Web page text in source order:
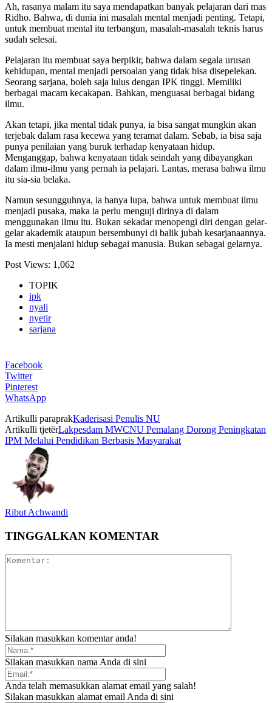
Ah, rasanya malam itu saya mendapatkan banyak pelajaran dari mas
Ridho. Bahwa, di dunia ini masalah mental menjadi penting. Tetapi,
untuk membuat mental itu terbangun, masalah-masalah teknis harus
sudah selesai.
Pelajaran itu membuat saya berpikir, bahwa dalam segala urusan
kehidupan, mental menjadi persoalan yang tidak bisa disepelekan.
Seorang sarjana, boleh saja lulus dengan IPK tinggi. Memiliki
berbagai macam kecakapan. Bahkan, menguasai berbagai bidang
ilmu.
Akan tetapi, jika mental tidak punya, ia bisa sangat mungkin akan
terjebak dalam rasa kecewa yang teramat dalam. Sebab, ia bisa saja
punya penilaian yang buruk terhadap kenyataan hidup.
Menganggap, bahwa kenyataan tidak seindah yang dibayangkan
dalam ilmu-ilmu yang pernah ia pelajari. Lantas, merasa bahwa ilmu
itu sia-sia belaka.
Namun sesungguhnya, ia hanya lupa, bahwa untuk membuat ilmu
menjadi pusaka, maka ia perlu menguji dirinya di dalam
menggunakan ilmu itu. Bukan sekadar menopengi diri dengan gelar-
gelar akademik ataupun bersembunyi di balik jubah kesarjanaannya.
Ia mesti menjalani hidup sebagai manusia. Bukan sebagai gelarnya.
Post Views: 1,062
TOPIK
ipk
nyali
nyetir
sarjana
Facebook
Twitter
Pinterest
WhatsApp
Artikulli paraprakKaderisasi Penulis NU
Artikulli tjetërLakpesdam MWCNU Pemalang Dorong Peningkatan
IPM Melalui Pendidikan Berbasis Masyarakat
Ribut Achwandi
TINGGALKAN KOMENTAR
Silakan masukkan komentar anda!
Silakan masukkan nama Anda di sini
Anda telah memasukkan alamat email yang salah!
Silakan masukkan alamat email Anda di sini